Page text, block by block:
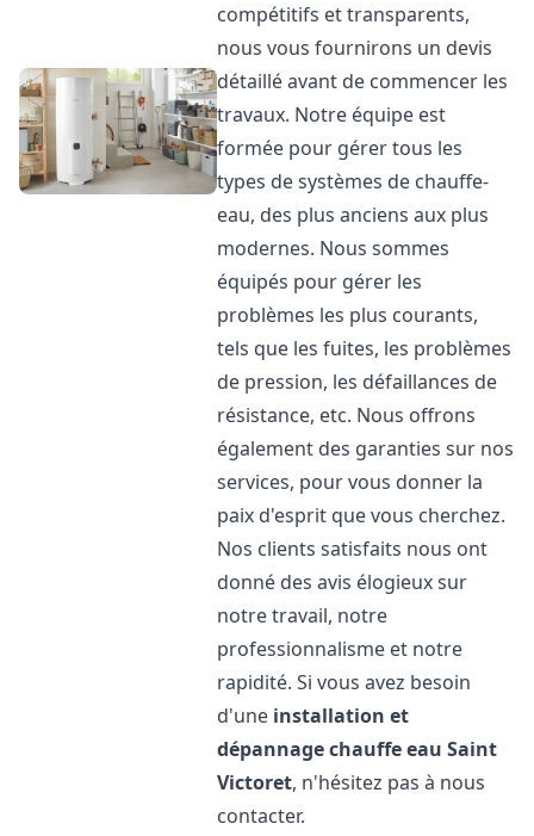
compétitifs et transparents,
nous vous fournirons un devis
détaillé avant de commencer les
travaux. Notre équipe est
formée pour gérer tous les
types de systèmes de chauffe-
eau, des plus anciens aux plus
modernes. Nous sommes
équipés pour gérer les
problèmes les plus courants,
tels que les fuites, les problèmes
de pression, les défaillances de
résistance, etc. Nous offrons
également des garanties sur nos
services, pour vous donner la
paix d'esprit que vous cherchez.
Nos clients satisfaits nous ont
donné des avis élogieux sur
notre travail, notre
professionnalisme et notre
rapidité. Si vous avez besoin
d'une installation et
dépannage chauffe eau Saint
Victoret, n'hésitez pas à nous
contacter.